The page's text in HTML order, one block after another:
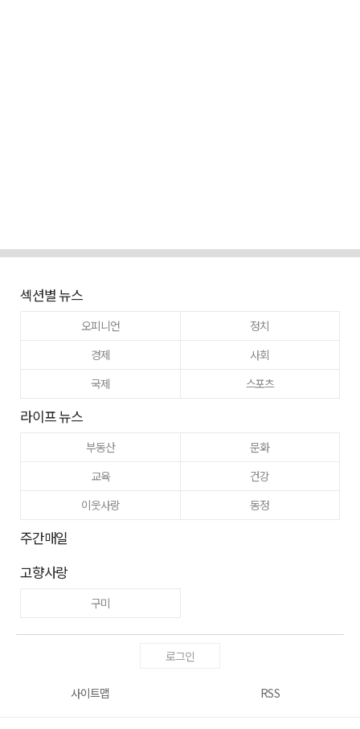
섹션별 뉴스
오피니언
정치
경제
사회
국제
스포츠
라이프 뉴스
부동산
문화
교육
건강
이웃사랑
동정
주간매일
고향사랑
구미
로그인
사이트맵 RSS